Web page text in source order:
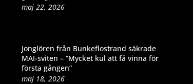
maj 22, 2026
Jonglören från Bunkeflostrand säkrade
MAI-sviten – ”Mycket kul att få vinna för
första gången”
maj 18, 2026